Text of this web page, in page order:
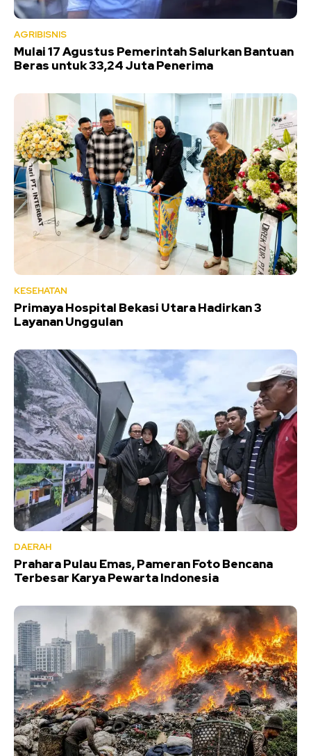
AGRIBISNIS
Mulai 17 Agustus Pemerintah Salurkan Bantuan
Beras untuk 33,24 Juta Penerima
KESEHATAN
Primaya Hospital Bekasi Utara Hadirkan 3
Layanan Unggulan
DAERAH
Prahara Pulau Emas, Pameran Foto Bencana
Terbesar Karya Pewarta Indonesia